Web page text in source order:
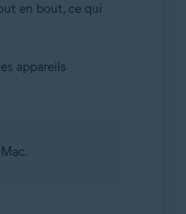
en bout, ce qui
appareils